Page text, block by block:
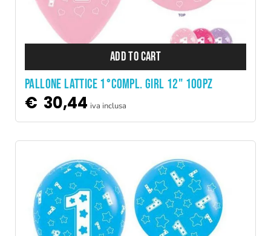
ADD TO CART
PALLONE LATTICE 1°COMPL. GIRL 12" 100PZ
€ 30,44 iva inclusa